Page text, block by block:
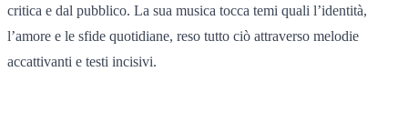
critica e dal pubblico. La sua musica tocca temi quali l’identità,
l’amore e le sfide quotidiane, reso tutto ciò attraverso melodie
accattivanti e testi incisivi.